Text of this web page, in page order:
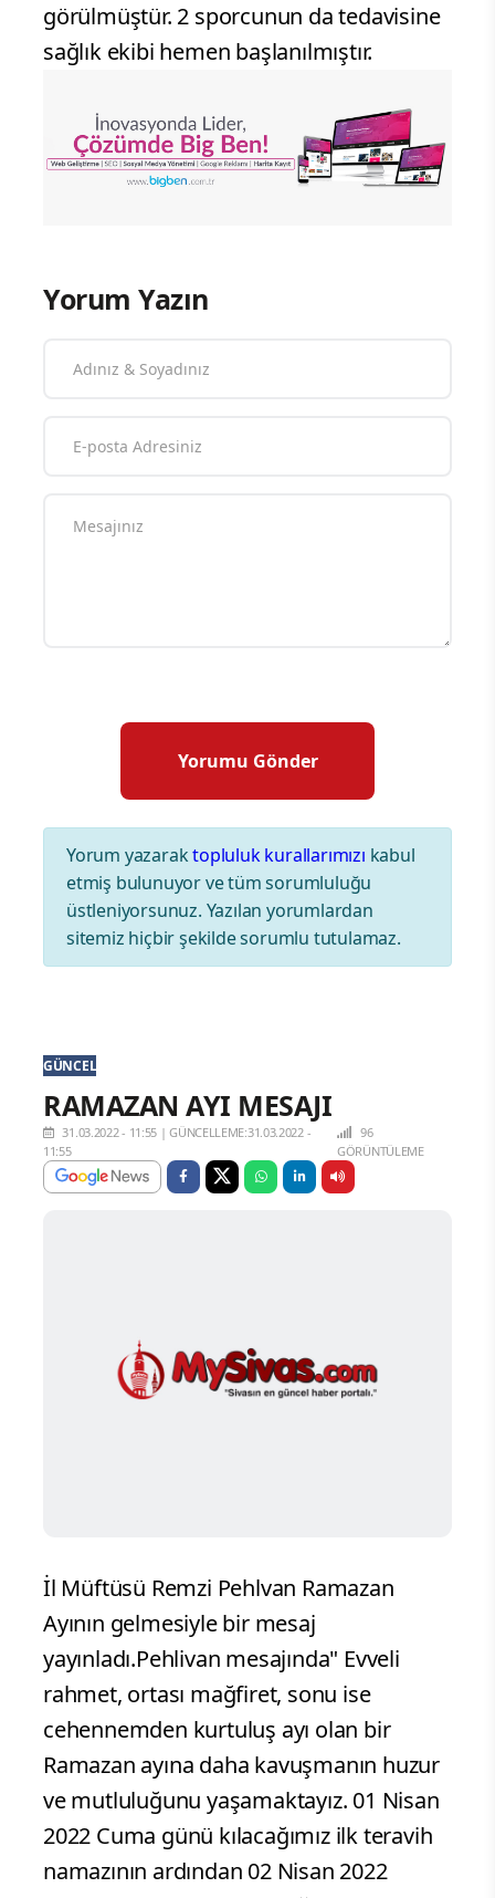
görülmüştür. 2 sporcunun da tedavisine
sağlık ekibi hemen başlanılmıştır.
Yorum Yazın
Yorum yazaraktopluluk kurallarımızı kabul
etmiş bulunuyor ve tüm sorumluluğu
üstleniyorsunuz. Yazılan yorumlardan
sitemiz hiçbir şekilde sorumlu tutulamaz.
GÜNCEL
RAMAZAN AYI MESAJI
31.03.2022 - 11:55 |GÜNCELLEME:31.03.2022 -
11:55
96
GÖRÜNTÜLEME
İl Müftüsü Remzi Pehlvan Ramazan
Ayının gelmesiyle bir mesaj
yayınladı.Pehlivan mesajında" Evveli
rahmet, ortası mağfiret, sonu ise
cehennemden kurtuluş ayı olan bir
Ramazan ayına daha kavuşmanın huzur
ve mutluluğunu yaşamaktayız. 01 Nisan
2022 Cuma günü kılacağımız ilk teravih
namazının ardından 02 Nisan 2022